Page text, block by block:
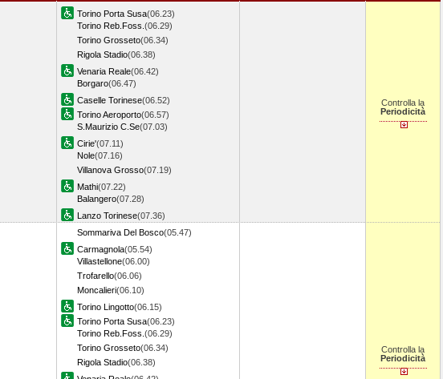
Torino Porta Susa(06.23)
Torino Reb.Foss. (06.29)
Torino Grosseto(06.34)
Rigola Stadio(06.38)
Venaria Reale(06.42)
Borgaro(06.47)
Caselle Torinese(06.52)
Torino Aeroporto(06.57)
S.Maurizio C.Se(07.03)
Cirie'(07.11)
Nole(07.16)
Villanova Grosso(07.19)
Mathi(07.22)
Balangero(07.28)
Lanzo Torinese(07.36)
Controlla la
Periodicità
Sommariva Del Bosco(05.47)
Carmagnola(05.54)
Villastellone(06.00)
Trofarello(06.06)
Moncalieri(06.10)
Torino Lingotto(06.15)
Torino Porta Susa(06.23)
Torino Reb.Foss. (06.29)
Torino Grosseto(06.34)
Rigola Stadio(06.38)
Controlla la
Periodicità